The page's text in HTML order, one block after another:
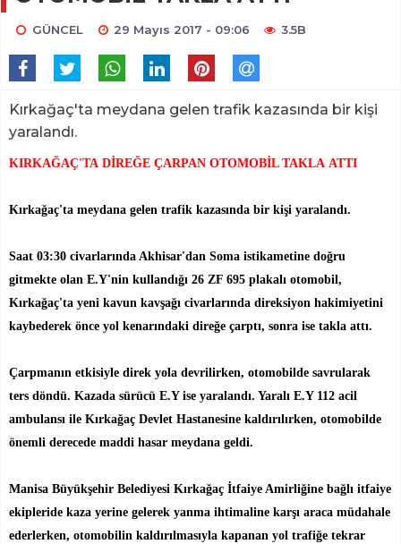
GÜNCEL 29 Mayıs 2017 - 09:06 3.5B
Kırkağaç'ta meydana gelen trafik kazasında bir kişi
yaralandı.
KIRKAĞAÇ'TA DİREĞE ÇARPAN OTOMOBİL TAKLA ATTI
Kırkağaç'ta meydana gelen trafik kazasında bir kişi yaralandı.
Saat 03:30 civarlarında Akhisar'dan Soma istikametine doğru
gitmekte olan E.Y'nin kullandığı 26 ZF 695 plakalı otomobil,
Kırkağaç'ta yeni kavun kavşağı civarlarında direksiyon hakimiyetini
kaybederek önce yol kenarındaki direğe çarptı, sonra ise takla attı.
Çarpmanın etkisiyle direk yola devrilirken, otomobilde savrularak
ters döndü. Kazada sürücü E.Y ise yaralandı. Yaralı E.Y 112 acil
ambulansı ile Kırkağaç Devlet Hastanesine kaldırılırken, otomobilde
önemli derecede maddi hasar meydana geldi.
Manisa Büyükşehir Belediyesi Kırkağaç İtfaiye Amirliğine bağlı itfaiye
ekipleride kaza yerine gelerek yanma ihtimaline karşı araca müdahale
ederlerken, otomobilin kaldırılmasıyla kapanan yol trafiğe tekrar